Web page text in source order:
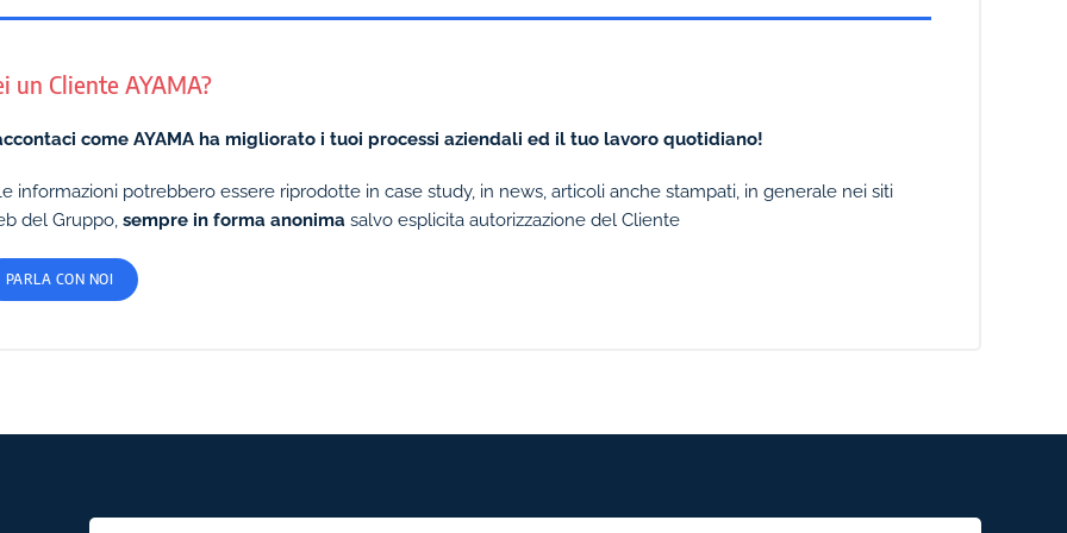
un Cliente AYAMA?
come AYAMA ha migliorato i tuoi processi aziendali ed il tuo lavoro quotidiano!
informazioni potrebbero essere riprodotte in case study, in news, articoli anche stampati, in generale nei siti
del Gruppo, sempre in forma anonimasalvo esplicita autorizzazione del Cliente
PARLA CON NOI